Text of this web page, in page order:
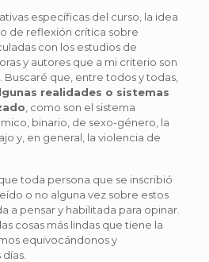
específicas del curso, la idea
de reflexión crítica sobre
con los estudios de
y autores que a mi criterio son
Buscaré que, entre todos y todas,
realidades o sistemas
, como son el sistema
binario, de sexo-género, la
y, en general, la violencia de
toda persona que se inscribió
o no alguna vez sobre estos
a pensar y habilitada para opinar.
cosas más lindas que tiene la
equivocándonos y